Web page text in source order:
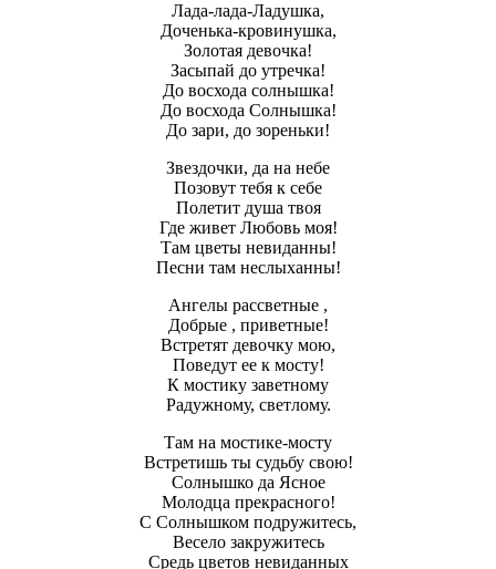
Лада-лада-Ладушка,
Доченька-кровинушка,
Золотая девочка!
Засыпай до утречка!
До восхода солнышка!
До восхода Солнышка!
До зари, до зореньки!
Звездочки, да на небе
Позовут тебя к себе
Полетит душа твоя
Где живет Любовь моя!
Там цветы невиданны!
Песни там неслыханны!
Ангелы рассветные ,
Добрые , приветные!
Встретят девочку мою,
Поведут ее к мосту!
К мостику заветному
Радужному, светлому.
Там на мостике-мосту
Встретишь ты судьбу свою!
Солнышко да Ясное
Молодца прекрасного!
С Солнышком подружитесь,
Весело закружитесь
Средь цветов невиданных